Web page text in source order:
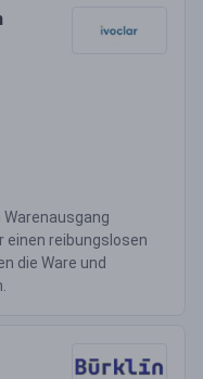
einen reibungslosen
die Ware und